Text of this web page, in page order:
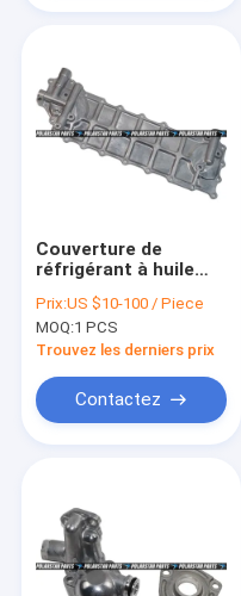
Couverture de
réfrigérant à huile
SK300 6D22 6D24
d'excavatrice de
Mitsubishi Fuso
Prix:US $10-100 / Piece
MOQ:1 PCS
Trouvez les derniers prix
Contactez